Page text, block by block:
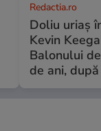
Redactia.ro
Doliu uriaș
Kevin
Balonului
de ani,